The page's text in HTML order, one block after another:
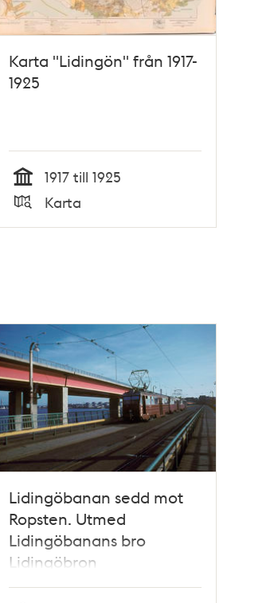
Karta "Lidingön" från 1917-
1925
Tid
1917 till 1925
Typ
Karta
Lidingöbanan sedd mot
Ropsten. Utmed
Lidingöbanans bro
Lidingöbron